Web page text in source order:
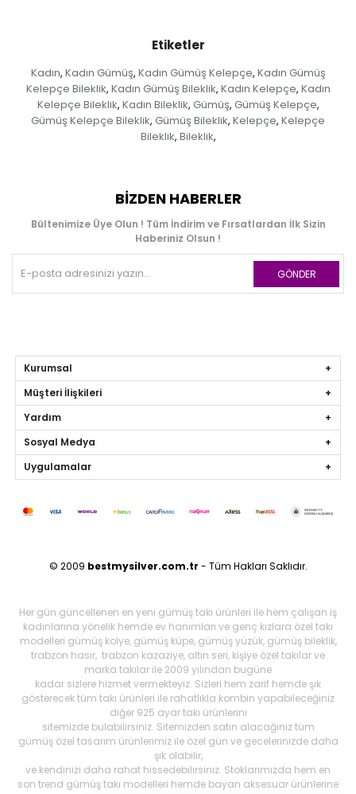
Etiketler
Kadın, Kadın Gümüş, Kadın Gümüş Kelepçe, Kadın Gümüş
Kelepçe Bileklik, Kadın Gümüş Bileklik, Kadın Kelepçe, Kadın
Kelepçe Bileklik, Kadın Bileklik, Gümüş, Gümüş Kelepçe,
Gümüş Kelepçe Bileklik, Gümüş Bileklik, Kelepçe, Kelepçe
Bileklik, Bileklik,
BIZDEN HABERLER
Bültenimize Üye Olun ! Tüm İndirim ve Fırsatlardan İlk Sizin
Haberiniz Olsun !
GÖNDER
Kurumsal
Müşteri İlişkileri
Yardım
Sosyal Medya
Uygulamalar
© 2009 bestmysilver.com.tr - Tüm Hakları Saklıdır.
Her gün güncellenen en yeni gümüş takı ürünleri ile hem çalışan iş
kadınlarına yönelik hemde ev hanımları ve genç kızlara özel takı
modelleri gümüş kolye, gümüş küpe, gümüş yüzük, gümüş bileklik,
trabzon hasır, trabzon kazaziye, altın seri, kişiye özel takılar ve
marka takılar ile 2009 yılından bugüne
kadar sizlere hizmet vermekteyiz. Sizleri hem zarif hemde şık
gösterecek tüm takı ürünleri ile rahatlıkla kombin yapabileceğiniz
diğer 925 ayar takı ürünlerini
sitemizde bulabilirsiniz. Sitemizden satın alacağınız tüm
gümüş özel tasarım ürünlerimiz ile özel gün ve gecelerinizde daha
şık olabilir,
ve kendinizi daha rahat hissedebilirsiniz. Stoklarımızda hem en
son trend gümüş takı modelleri hemde bayan aksesuar ürünlerine